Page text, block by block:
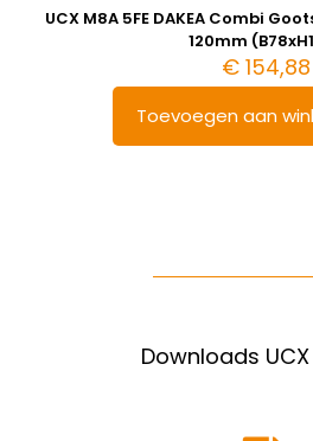
UCX M8A 5FE DAKEA Combi
120mm
€154,88
Toevoegen aan
Downloads UCX